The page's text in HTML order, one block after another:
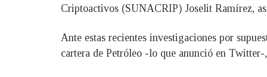
Criptoactivos (SUNACRIP) Joselit Ramírez,
Ante estas recientes investigaciones por
cartera de Petróleo -lo que anunció en